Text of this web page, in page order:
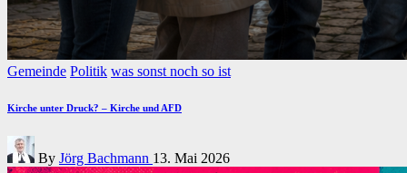
Posted
Gemeinde Politik was sonst noch so ist
Kirche unter Druck? – Kirche und AFD
Posted
by
By Jörg Bachmann 13. Mai 2026